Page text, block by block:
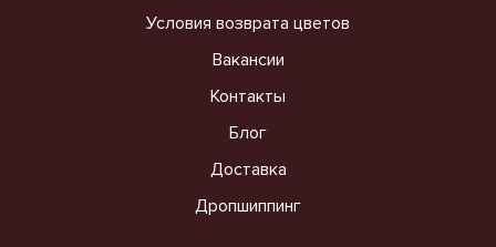
Условия возврата цветов
Вакансии
Контакты
Блог
Доставка
Дропшиппинг